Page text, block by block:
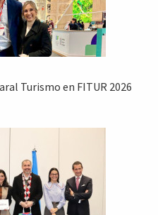
Turismo en FITUR 2026